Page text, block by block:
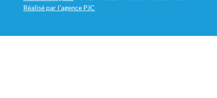
Réalisé par l'agence PJC